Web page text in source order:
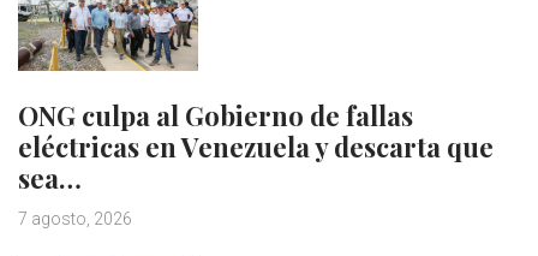
ONG culpa al Gobierno de fallas
eléctricas en Venezuela y descarta que
sea…
7 agosto, 2026